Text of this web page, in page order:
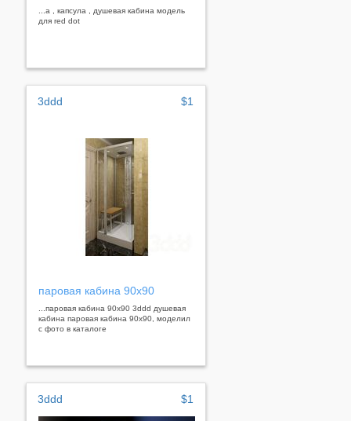
...а , капсула , душевая кабина модель
для red dot
3ddd $1
паровая кабина 90х90
...паровая кабина 90х90 3ddd душевая
кабина паровая кабина 90х90, моделил
с фото в каталоге
3ddd $1